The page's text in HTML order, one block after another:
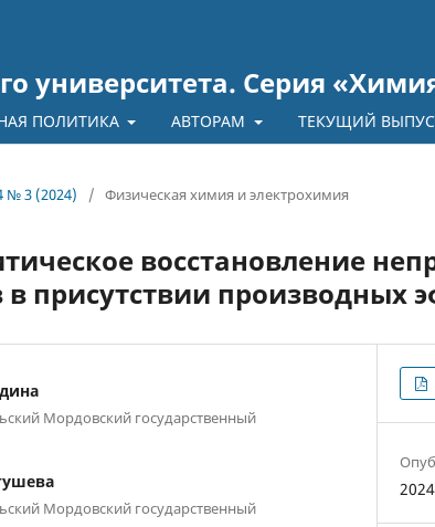
университета. Серия
ПОЛИТИКА АВТОРАМ ТЕКУЩИЙ
№ 3 (2024) / Физическая химия и электрохимия
восстановление
в присутствии производных
Мордовский государственный
Мордовский государственный